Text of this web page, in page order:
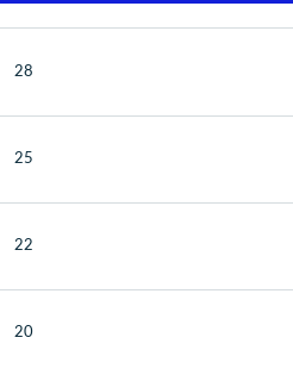
28
25
22
20